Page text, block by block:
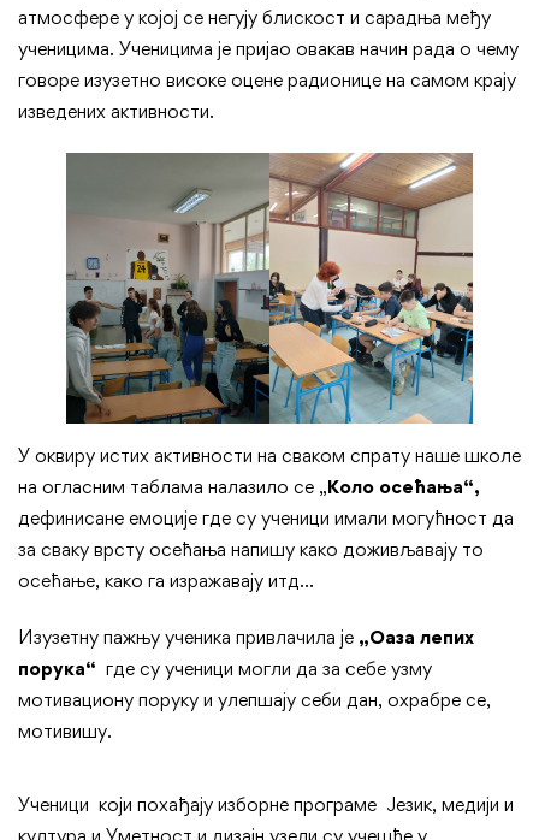
атмосфере у којој се негују блискост и сарадња међу
ученицима. Ученицима је пријао овакав начин рада о чему
говоре изузетно високе оцене радионице на самом крају
изведених активности.
У оквиру истих активности на сваком спрату наше школе
на огласним таблама налазило се „Коло осећања“,
дефинисане емоције где су ученици имали могућност да
за сваку врсту осећања напишу како доживљавају то
осећање, како га изражавају итд…
Изузетну пажњу ученика привлачила је „Оаза лепих
порука“ где су ученици могли да за себе узму
мотивациону поруку и улепшају себи дан, охрабре се,
мотивишу.
Ученици који похађају изборне програме Језик, медији и